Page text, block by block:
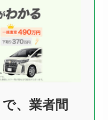
、業者間